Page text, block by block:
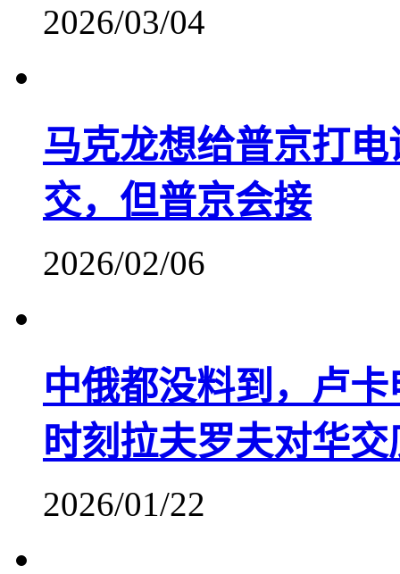
2026/03/04
马克龙想给普京打
交，但普京会接
2026/02/06
中俄都没料到，卢
时刻拉夫罗夫对华交
2026/01/22